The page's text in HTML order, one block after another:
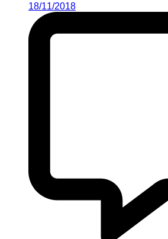
18/11/2018